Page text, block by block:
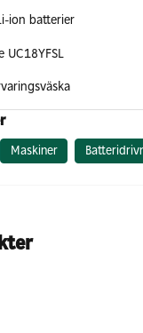
ion batterier
UC18YFSL
Maskiner